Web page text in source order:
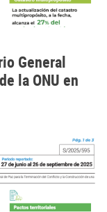
General
la ONU en